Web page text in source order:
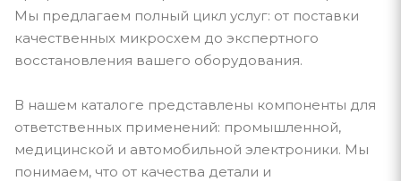
Мы предлагаем полный цикл услуг: от поставки
качественных микросхем до экспертного
восстановления вашего оборудования.
В нашем каталоге представлены компоненты для
ответственных применений: промышленной,
медицинской и автомобильной электроники. Мы
понимаем, что от качества детали и